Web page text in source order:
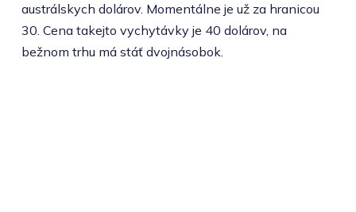
austrálskych dolárov. Momentálne je už za hranicou
30. Cena takejto vychytávky je 40 dolárov, na
bežnom trhu má stáť dvojnásobok.